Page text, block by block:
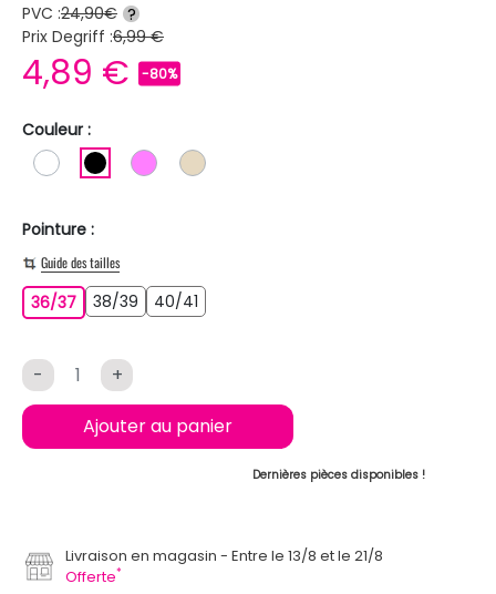
PVC :24,90€ ?
Prix Degriff :6,99 €
4,89 € -80%
Couleur :
BLANC NOIR ROSE BEIGE
Pointure :
Guide des tailles
36/3736/37
38/39 38/39
40/41
- +
Ajouter au panier
Dernières pièces disponibles !
Livraison en magasin
Entre le 13/8 et le 21/8
Offerte*